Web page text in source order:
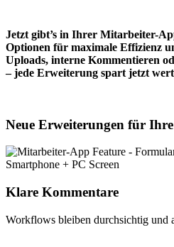
Jetzt gibt’s in Ihrer Mitarbeiter-
Optionen für maximale Effizienz
Uploads, interne Kommentieren
– jede Erweiterung spart jetzt
Neue Erweiterungen für
Klare Kommentare
Workflows bleiben durchsichtig und